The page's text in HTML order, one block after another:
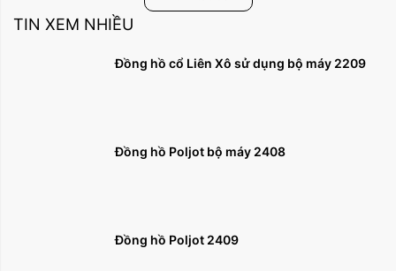
TIN XEM NHIỀU
Đồng hồ cổ Liên Xô sử dụng bộ máy 2209
Đồng hồ Poljot bộ máy 2408
Đồng hồ Poljot 2409